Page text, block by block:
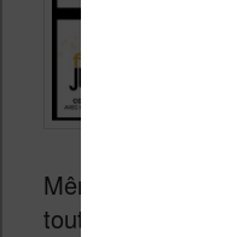
Même si ces
toutes